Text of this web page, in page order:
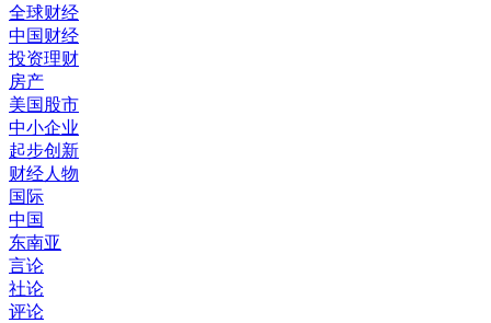
全球财经
中国财经
投资理财
房产
美国股市
中小企业
起步创新
财经人物
国际
中国
东南亚
言论
社论
评论